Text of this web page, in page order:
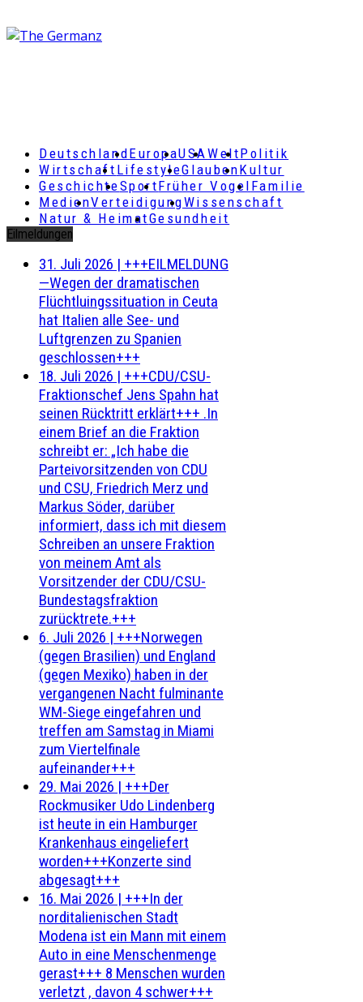
DeutschlandEuropaUSAWeltPolitik
Wirtschaft LifestyleGlaubenKultur
GeschichteSportFrüher Vogel Familie
MedienVerteidigungWissenschaft
Natur & HeimatGesundheit
Eilmeldungen
31. Juli 2026 | +++EILMELDUNG
—Wegen der dramatischen
Flüchtluingssituation in Ceuta
hat Italien alle See- und
Luftgrenzen zu Spanien
geschlossen+++
18. Juli 2026 | +++CDU/CSU-
Fraktionschef Jens Spahn hat
seinen Rücktritt erklärt+++ .In
einem Brief an die Fraktion
schreibt er: „Ich habe die
Parteivorsitzenden von CDU
und CSU, Friedrich Merz und
Markus Söder, darüber
informiert, dass ich mit diesem
Schreiben an unsere Fraktion
von meinem Amt als
Vorsitzender der CDU/CSU-
Bundestagsfraktion
zurücktrete.+++
6. Juli 2026 | +++Norwegen
(gegen Brasilien) und England
(gegen Mexiko) haben in der
vergangenen Nacht fulminante
WM-Siege eingefahren und
treffen am Samstag in Miami
zum Viertelfinale
aufeinander+++
29. Mai 2026 | +++Der
Rockmusiker Udo Lindenberg
ist heute in ein Hamburger
Krankenhaus eingeliefert
worden+++Konzerte sind
abgesagt+++
16. Mai 2026 | +++In der
norditalienischen Stadt
Modena ist ein Mann mit einem
Auto in eine Menschenmenge
gerast+++ 8 Menschen wurden
verletzt , davon 4 schwer+++